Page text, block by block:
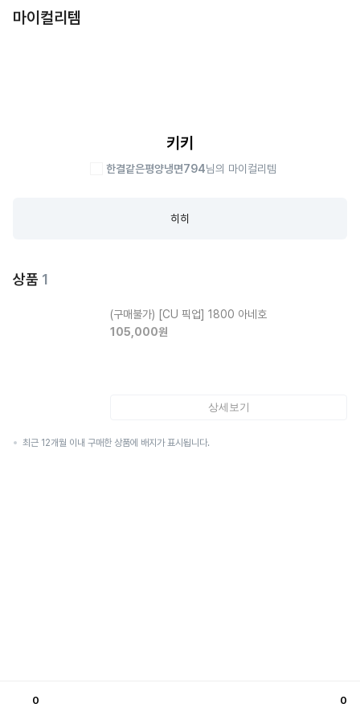
마이컬리템
키키
한결같은평양냉면794님의 마이컬리템
히히
상품 1
(구매불가) [CU 픽업] 1800 아네호
105,000원
상세보기
최근 12개월 이내 구매한 상품에 배지가 표시됩니다.
0 0